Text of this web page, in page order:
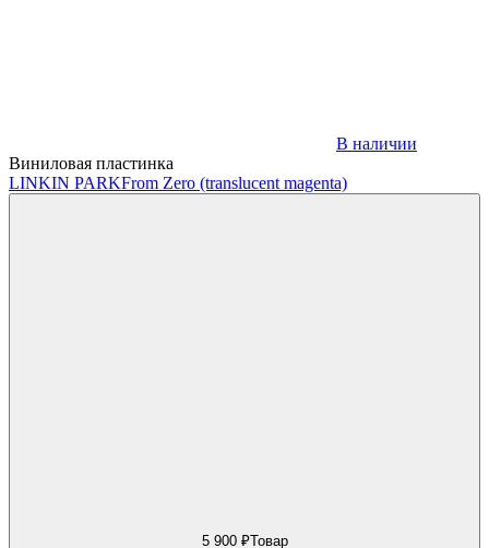
В наличии
Виниловая пластинка
LINKIN PARKFrom Zero (translucent magenta)
5 900 ₽Товар